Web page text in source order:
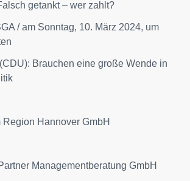
getankt – wer zahlt?
/ am Sonntag, 10. März 2024, um
Brauchen eine große Wende in
Hannover GmbH
Managementberatung GmbH